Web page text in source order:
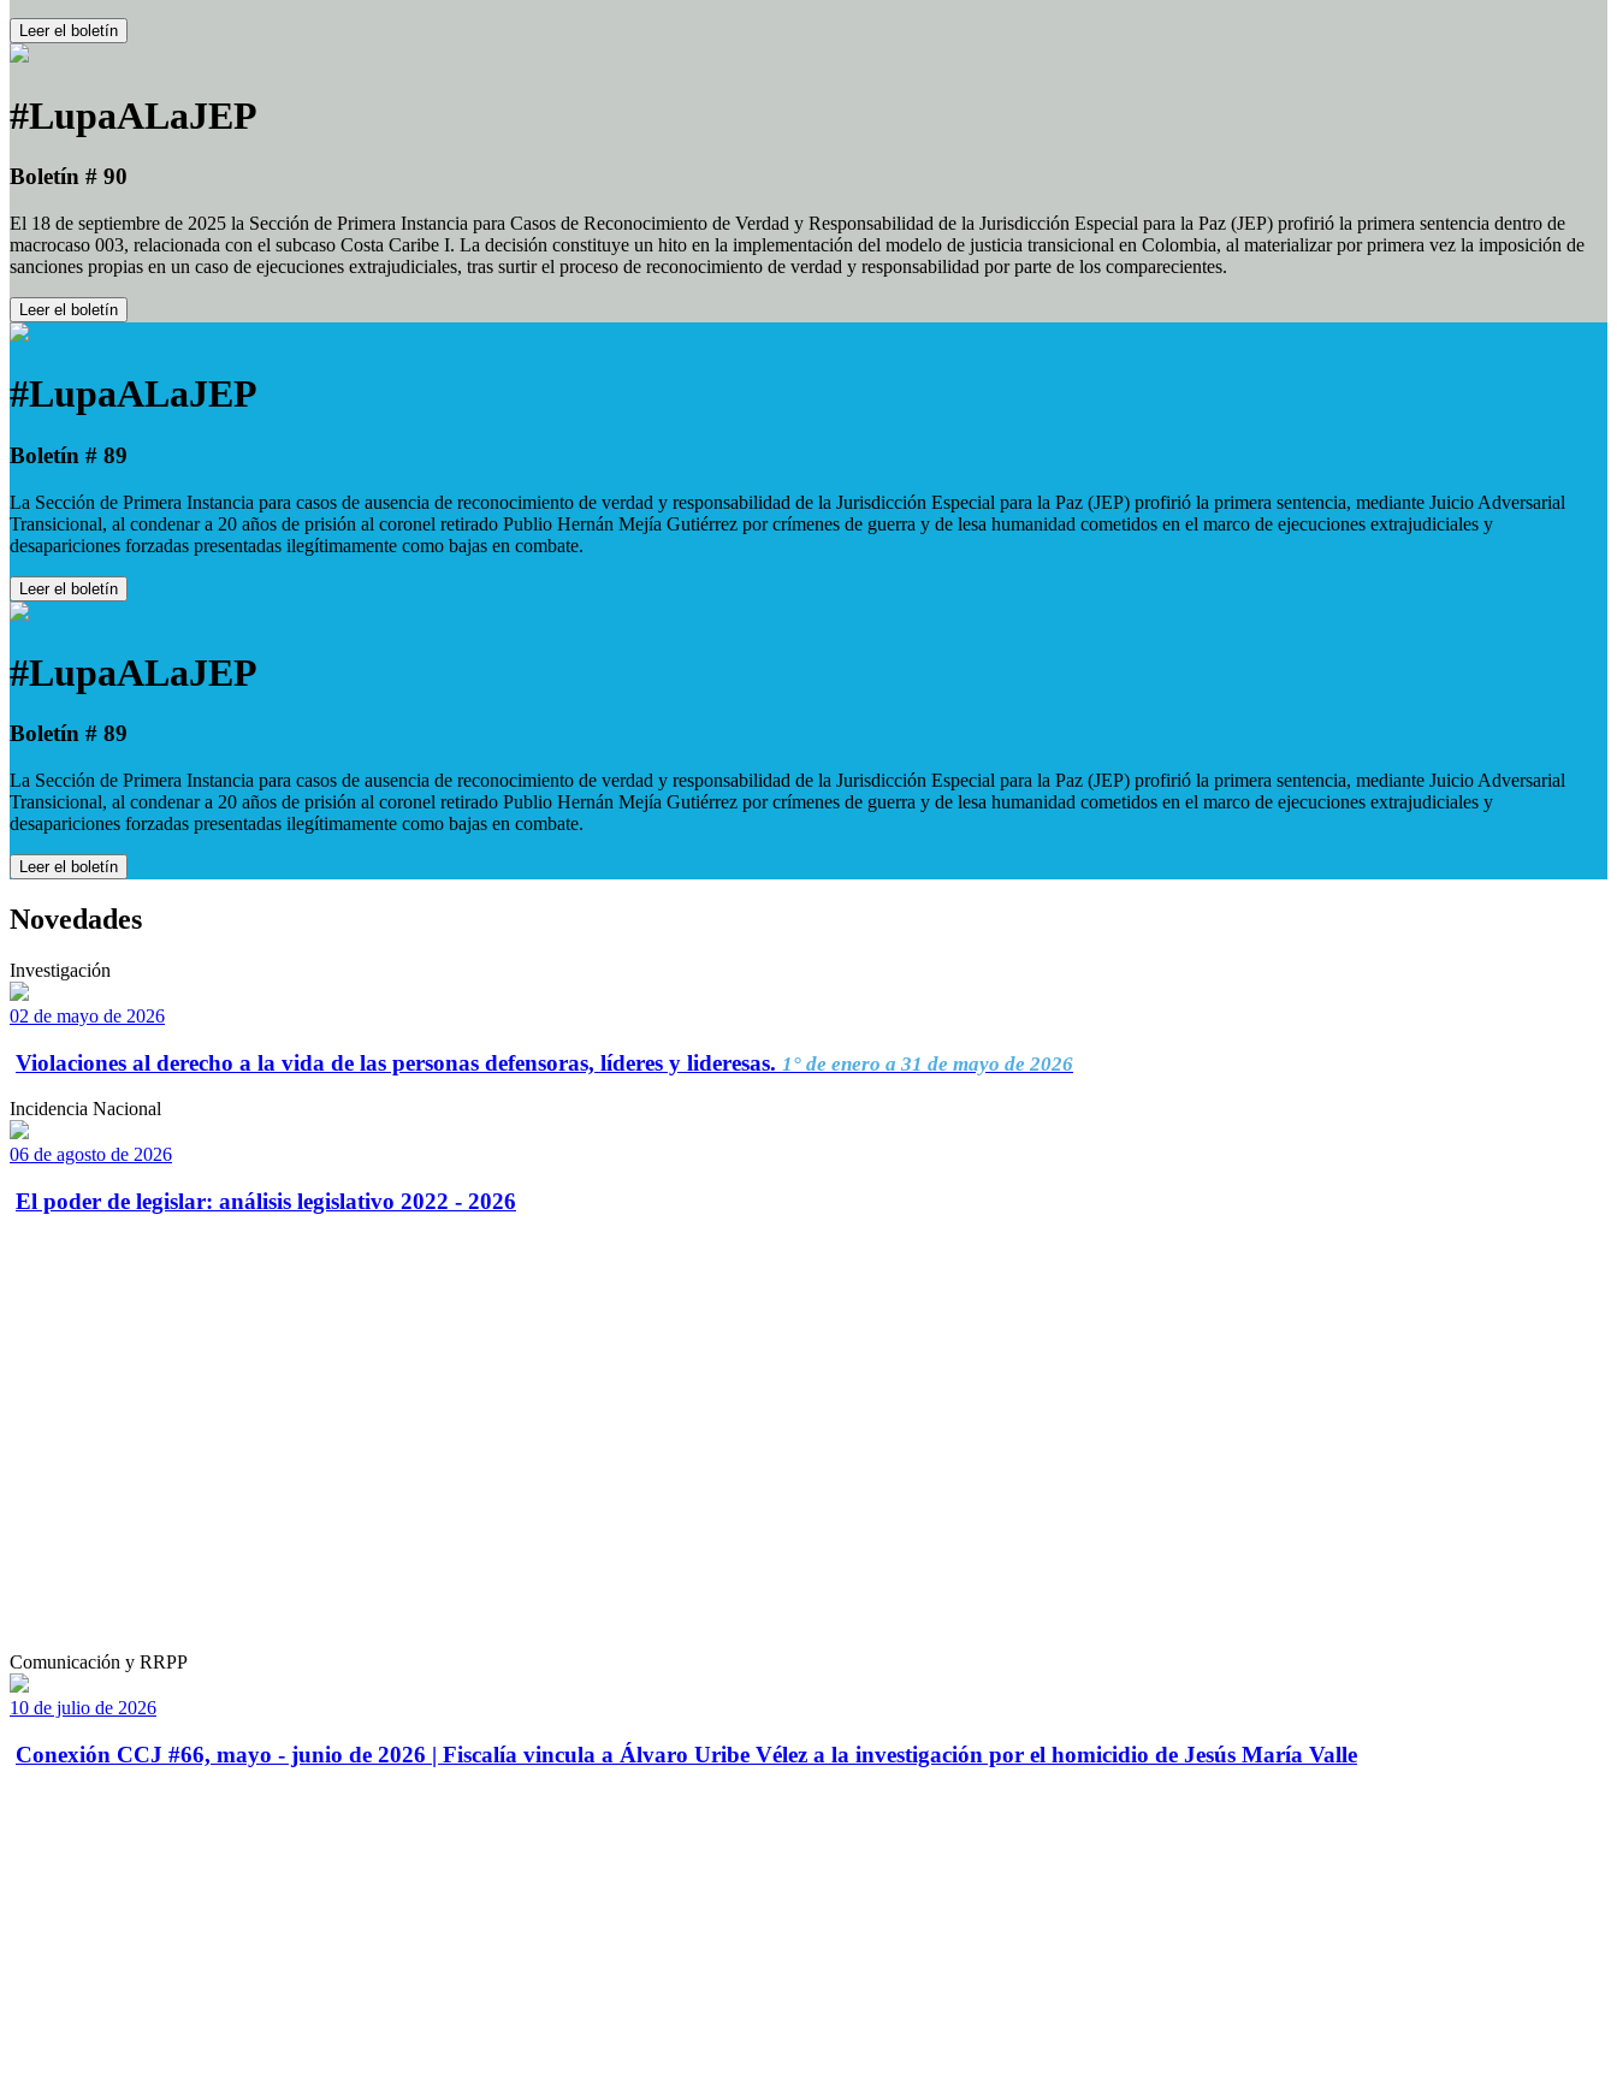
Leer el boletín
#LupaALaJEP
Boletín # 90
El 18 de septiembre de 2025 la Sección de Primera Instancia para Casos de Reconocimiento de Verdad y Responsabilidad de la Jurisdicción Especial para la Paz (JEP) profirió la primera sentencia dentro de
macrocaso 003, relacionada con el subcaso Costa Caribe I. La decisión constituye un hito en la implementación del modelo de justicia transicional en Colombia, al materializar por primera vez la imposición de
sanciones propias en un caso de ejecuciones extrajudiciales, tras surtir el proceso de reconocimiento de verdad y responsabilidad por parte de los comparecientes.
Leer el boletín
#LupaALaJEP
Boletín # 89
La Sección de Primera Instancia para casos de ausencia de reconocimiento de verdad y responsabilidad de la Jurisdicción Especial para la Paz (JEP) profirió la primera sentencia, mediante Juicio Adversarial
Transicional, al condenar a 20 años de prisión al coronel retirado Publio Hernán Mejía Gutiérrez por crímenes de guerra y de lesa humanidad cometidos en el marco de ejecuciones extrajudiciales y
desapariciones forzadas presentadas ilegítimamente como bajas en combate.
Leer el boletín
#LupaALaJEP
Boletín # 89
La Sección de Primera Instancia para casos de ausencia de reconocimiento de verdad y responsabilidad de la Jurisdicción Especial para la Paz (JEP) profirió la primera sentencia, mediante Juicio Adversarial
Transicional, al condenar a 20 años de prisión al coronel retirado Publio Hernán Mejía Gutiérrez por crímenes de guerra y de lesa humanidad cometidos en el marco de ejecuciones extrajudiciales y
desapariciones forzadas presentadas ilegítimamente como bajas en combate.
Leer el boletín
Novedades
Investigación
02 de mayo de 2026
Violaciones al derecho a la vida de las personas defensoras, líderes y lideresas. 1° de enero a 31 de mayo de 2026
Incidencia Nacional
06 de agosto de 2026
El poder de legislar: análisis legislativo 2022 - 2026
Comunicación y RRPP
10 de julio de 2026
Conexión CCJ #66, mayo - junio de 2026 | Fiscalía vincula a Álvaro Uribe Vélez a la investigación por el homicidio de Jesús María Valle